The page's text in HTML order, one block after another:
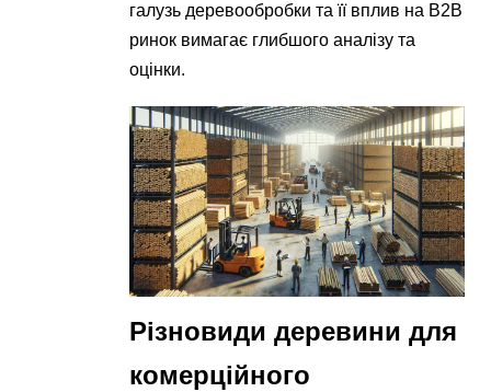
галузь деревообробки та її вплив на B2B
ринок вимагає глибшого аналізу та
оцінки.
Різновиди деревини для
комерційного